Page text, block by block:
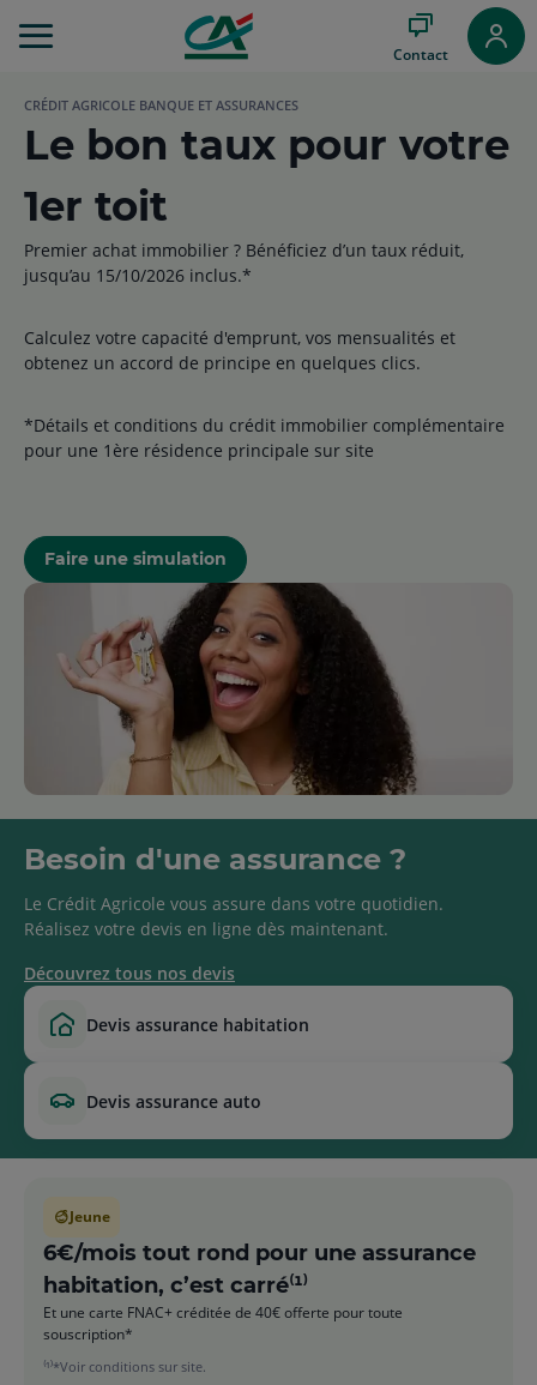
au
Contenu
Aller
au
de
page
Contact
CRÉDIT AGRICOLE BANQUE ET ASSURANCES
Le bon taux pour votre
1er toit
Premier achat immobilier ? Bénéficiez d’un taux réduit,
jusqu’au 15/10/2026 inclus.*
Calculez votre capacité d'emprunt, vos mensualités et
obtenez un accord de principe en quelques clics.
*Détails et conditions du crédit immobilier complémentaire
pour une 1ère résidence principale sur site
Faire une simulation
Besoin d'une assurance ?
Le Crédit Agricole vous assure dans votre quotidien.
Réalisez votre devis en ligne dès maintenant.
Découvrez tous nos devis
devis assurance habitation
devis assurance auto
Jeune
6€/mois tout rond pour une assurance
habitation, c’est carré⁽¹⁾
Et une carte FNAC+ créditée de 40€ offerte pour toute
souscription*
⁽¹⁾*Voir conditions sur site.